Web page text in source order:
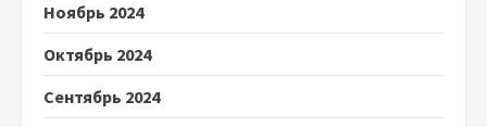
Ноябрь 2024
Октябрь 2024
Сентябрь 2024